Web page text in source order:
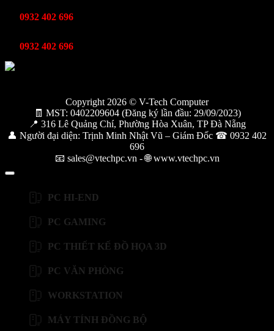
0932 402 696
0932 402 696
Copyright 2026 © V-Tech Computer
🧾 MST: 0402209604 (Đăng ký lần đầu: 29/09/2023)
📍 316 Lê Quảng Chí, Phường Hòa Xuân, TP Đà Nẵng
👤 Người đại diện: Trịnh Minh Nhật Vũ – Giám Đốc ☎ 0932 402
696
📧 sales@vtechpc.vn - 🌐 www.vtechpc.vn
PC HI-END
PC GAMING
PC THIẾT KẾ ĐỒ HỌA 3D
PC VĂN PHÒNG
WORKSTATION
MÁY TÍNH ĐỒNG BỘ